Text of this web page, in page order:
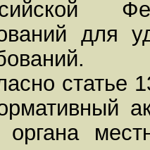
для
статье
органа